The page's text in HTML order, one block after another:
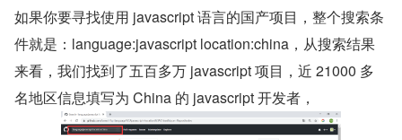
如果你要寻找使用 javascript 语言的国产项目，整个搜索条
件就是：language:javascript location:china，从搜索结果
来看，我们找到了五百多万 javascript 项目，近 21000 多
名地区信息填写为 China 的 javascript 开发者，